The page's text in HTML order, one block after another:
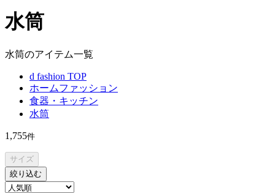
水筒
水筒のアイテム一覧
d fashion TOP
ホームファッション
食器・キッチン
水筒
1,755件
サイズ
絞り込む